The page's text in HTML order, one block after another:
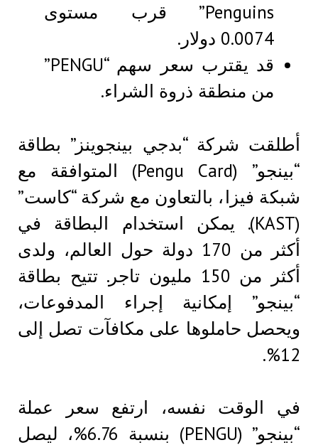
Penguins” قرب مستوى
0.0074 دولار.
قد يقترب سعر سهم “PENGU”
من منطقة ذروة الشراء.
أطلقت شركة “بدجي بينجوينز” بطاقة
“بينجو” (Pengu Card) المتوافقة مع
شبكة فيزا، بالتعاون مع شركة “كاست”
(KAST). يمكن استخدام البطاقة في
أكثر من 170 دولة حول العالم، ولدى
أكثر من 150 مليون تاجر. تتيح بطاقة
“بينجو” إمكانية إجراء المدفوعات،
ويحصل حاملوها على مكافآت تصل إلى
12%.
في الوقت نفسه، ارتفع سعر عملة
“بينجو” (PENGU) بنسبة 6.76%، ليصل